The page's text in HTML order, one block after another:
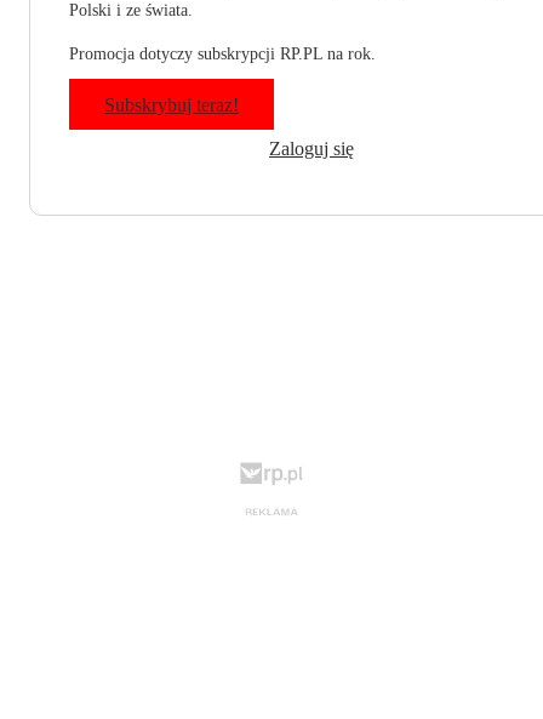
Polski i ze świata.
Promocja dotyczy subskrypcji RP.PL na rok.
Subskrybuj teraz!
Zaloguj się